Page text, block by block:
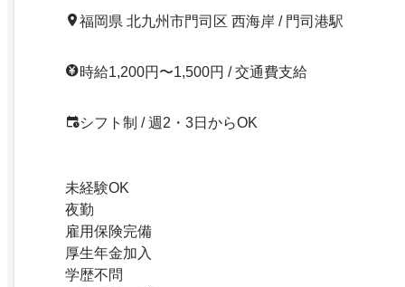
福岡県 北九州市門司区 西海岸 / 門司港駅
時給1,200円〜1,500円 / 交通費支給
シフト制 / 週2・3日からOK
未経験OK
夜勤
雇用保険完備
厚生年金加入
学歴不問